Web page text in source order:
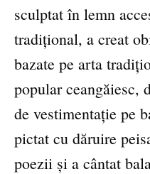
sculptat în lemn
tradițional, a creat
bazate pe arta
popular ceangăiesc,
de vestimentație pe
pictat cu dăruire
poezii și a cântat